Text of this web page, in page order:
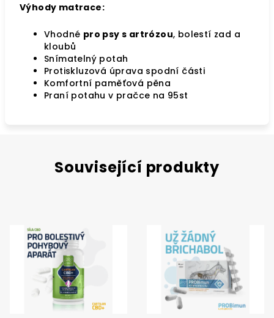
Výhody matrace:
Vhodné pro psy s artrózou, bolestí zad a
kloubů
Snímatelný potah
Protiskluzová úprava spodní části
Komfortní paměťová pěna
Praní potahu v pračce na 95st
Související produkty